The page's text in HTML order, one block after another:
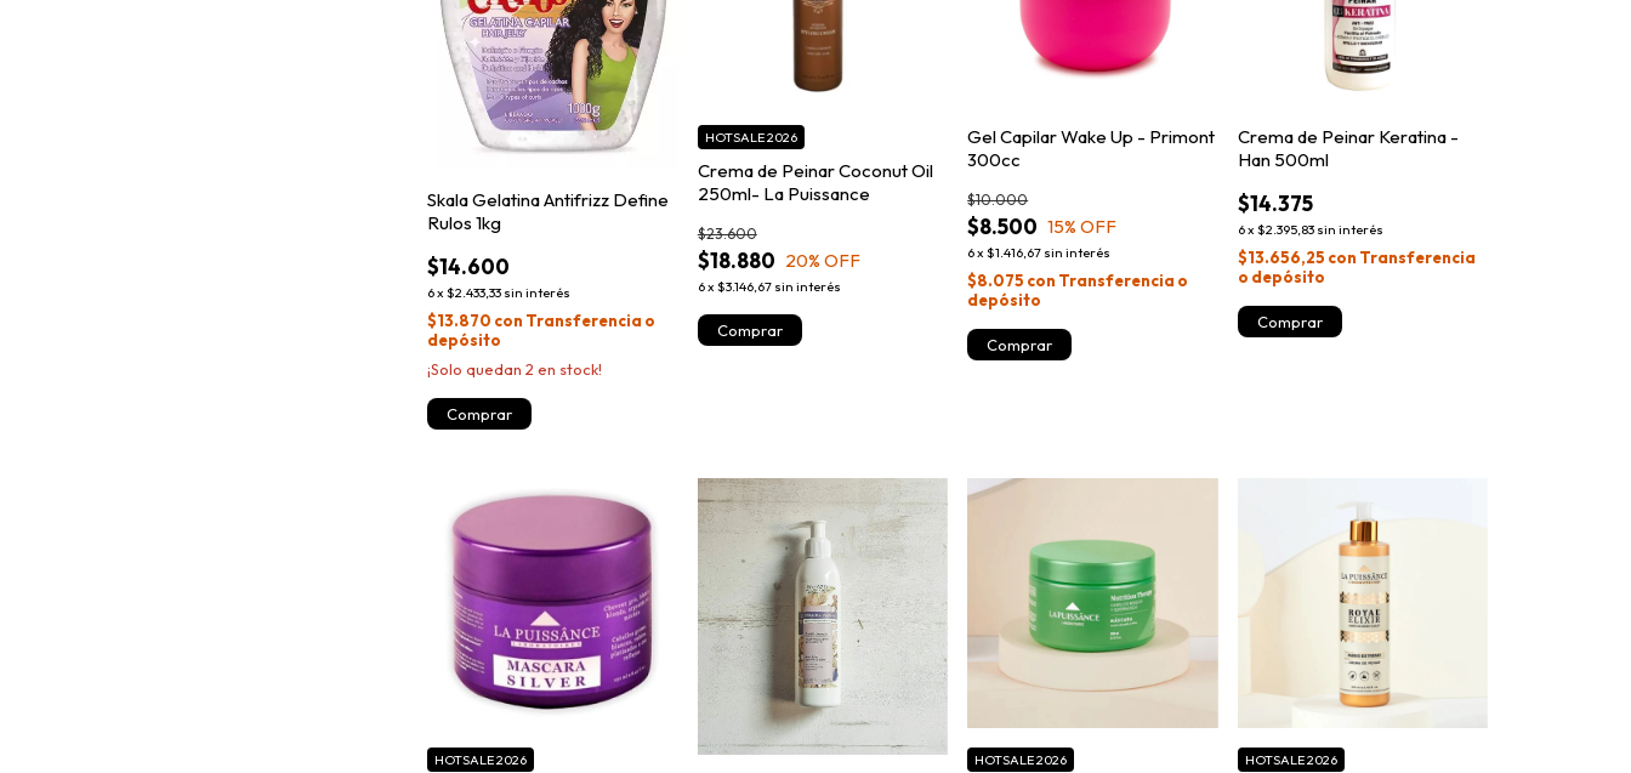
Skala Gelatina Antifrizz Define
Rulos 1kg
$14.600
6x$2.433,33 sin interés
$13.870 con Transferencia o
depósito
¡Solo quedan2 en stock!
Crema de Peinar Coconut Oil
250ml- La Puissance
$18.880
$23.600
20% OFF
6x $3.146,67 sin interés
HOTSALE 2026
Gel Capilar Wake Up - Primont
300cc
$8.500
$10.000
15% OFF
6x$1.416,67 sin interés
$8.075 con Transferencia o
depósito
Crema de Peinar Keratina -
Han 500ml
$14.375
6x $2.395,83 sin interés
$13.656,25 con Transferencia
o depósito
HOTSALE 2026 HOTSALE 2026 HOTSALE 2026